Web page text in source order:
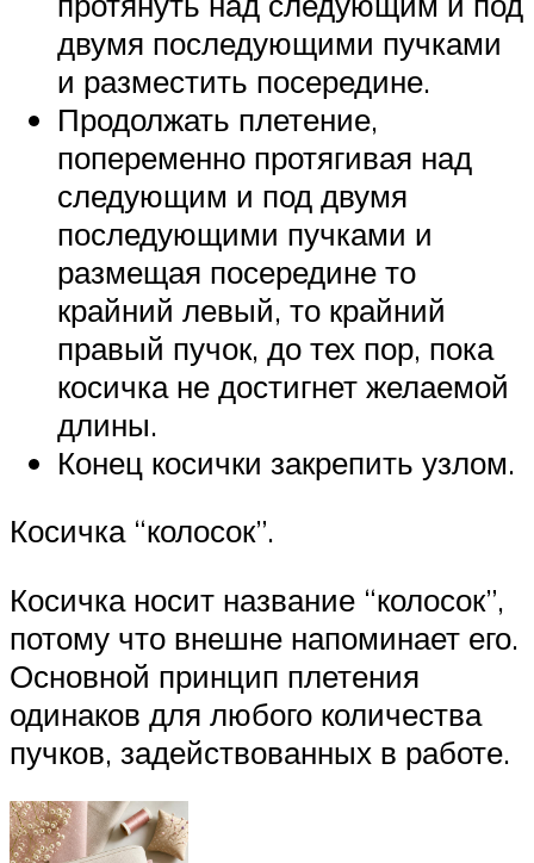
двумя последующими пучками
и разместить посередине.
Продолжать плетение,
попеременно протягивая над
следующим и под двумя
последующими пучками и
размещая посередине то
крайний левый, то крайний
правый пучок, до тех пор, пока
косичка не достигнет желаемой
длины.
Конец косички закрепить узлом.
Косичка “колосок”.
Косичка носит название “колосок”,
потому что внешне напоминает его.
Основной принцип плетения
одинаков для любого количества
пучков, задействованных в работе.